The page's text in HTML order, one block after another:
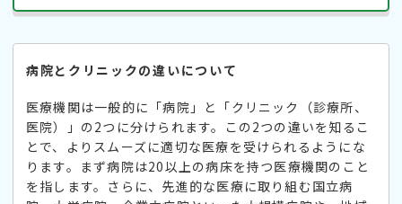
病院とクリニックの違いについて
医療機関は一般的に「病院」と「クリニック（診療所、
医院）」の2つに分けられます。この2つの違いを知るこ
とで、よりスムーズに適切な医療を受けられるようにな
ります。まず病院は20以上の病床を持つ医療機関のこと
を指します。さらに、先進的な医療に取り組む国立病